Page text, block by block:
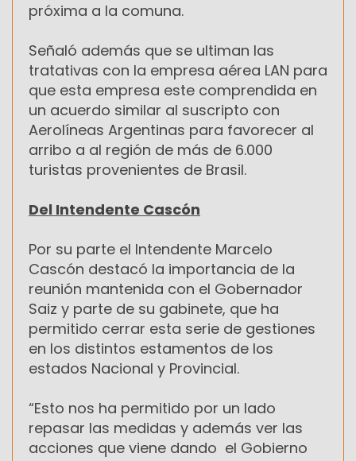
próxima a la comuna.
Señaló además que se ultiman las
tratativas con la empresa aérea LAN para
que esta empresa este comprendida en
un acuerdo similar al suscripto con
Aerolíneas Argentinas para favorecer al
arribo a al región de más de 6.000
turistas provenientes de Brasil.
Del Intendente Cascón
Por su parte el Intendente Marcelo
Cascón destacó la importancia de la
reunión mantenida con el Gobernador
Saiz y parte de su gabinete, que ha
permitido cerrar esta serie de gestiones
en los distintos estamentos de los
estados Nacional y Provincial.
“Esto nos ha permitido por un lado
repasar las medidas y además ver las
acciones que viene dando el Gobierno